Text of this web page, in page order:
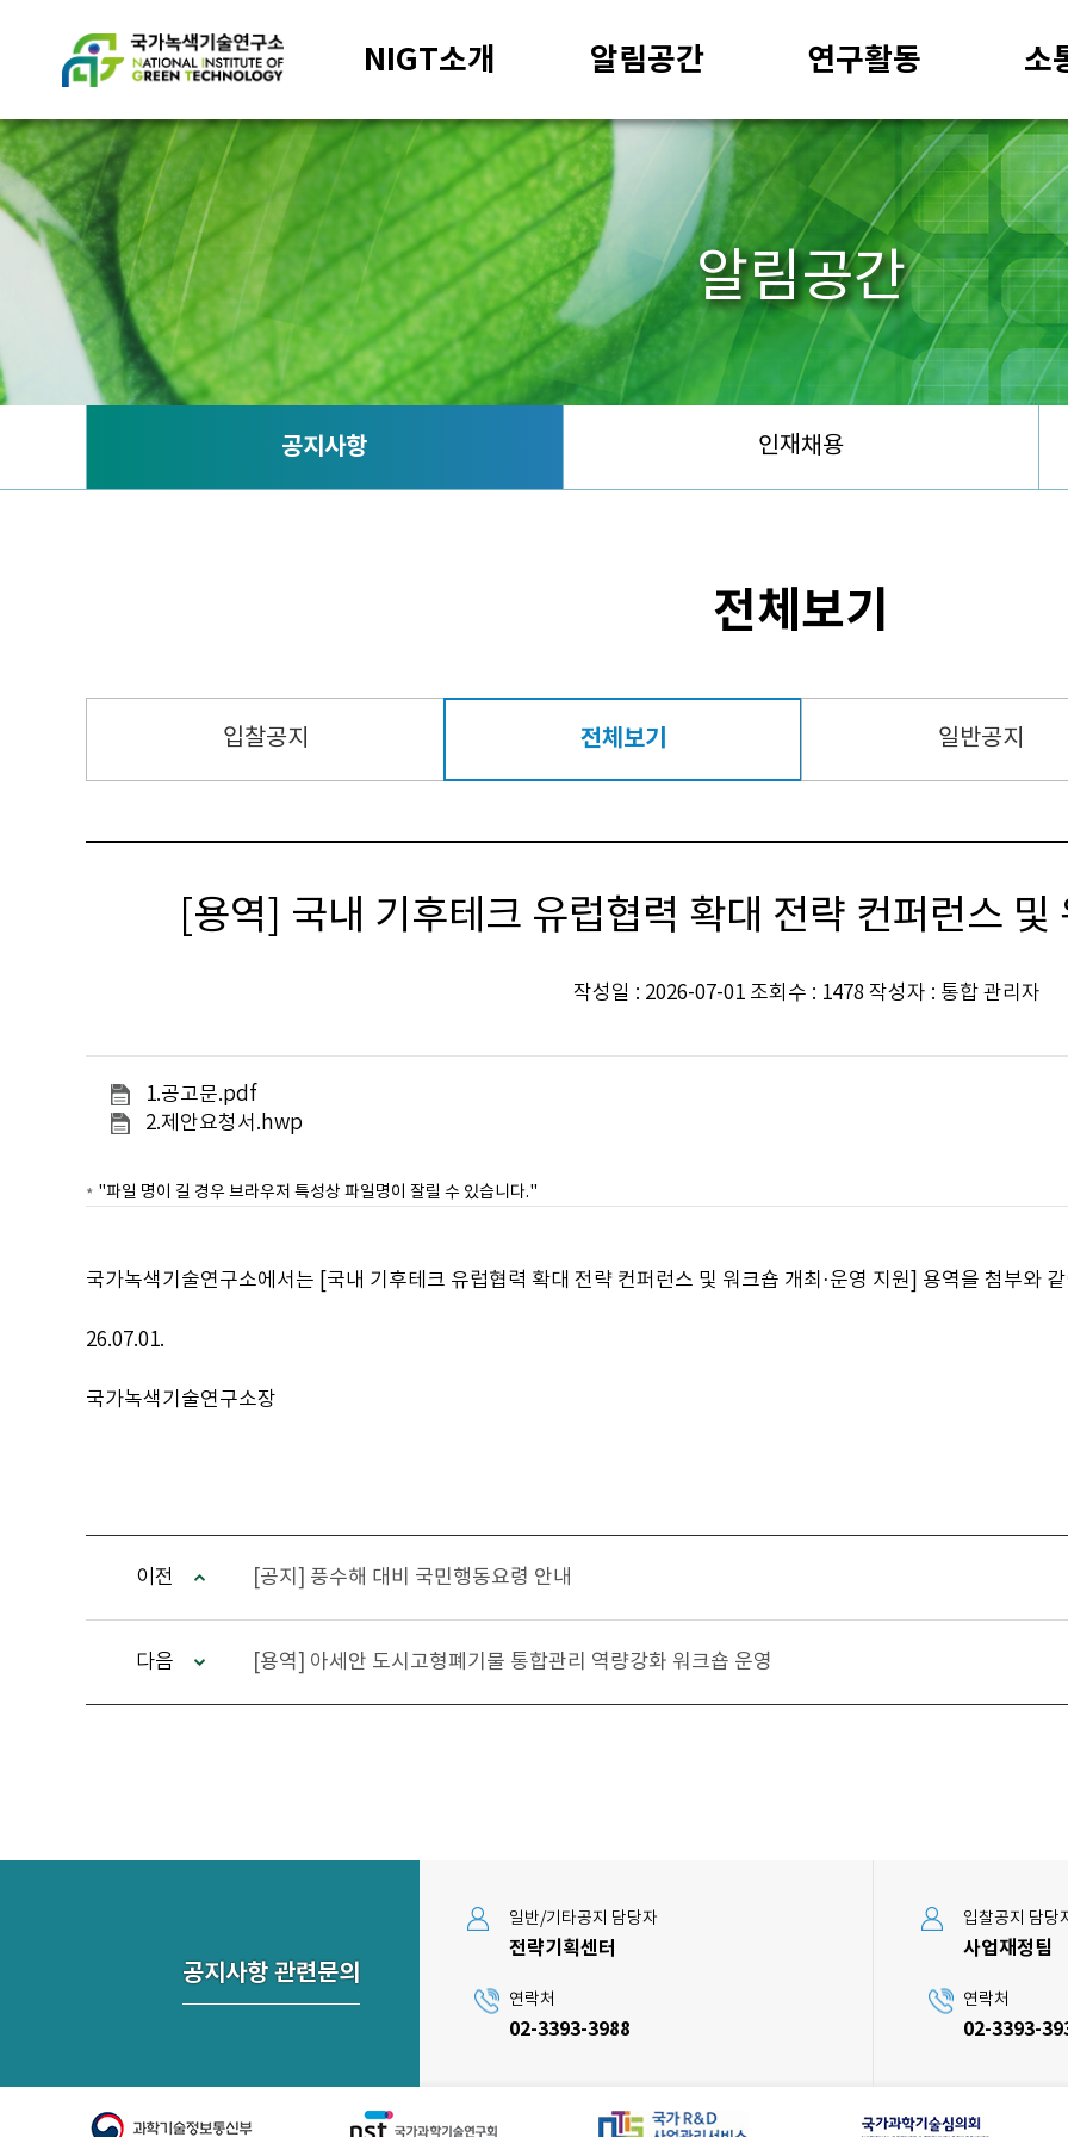
NIGT소개 알림공간 연구활동 소
알림공간
공지사항 인재채용
전체보기
입찰공지 전체보기 일반공지
[용역] 국내 기후테크 유럽협력 확대 전략 컨퍼런스 및
작성일 : 2026-07-01 조회수 : 1478 작성자 : 통합 관리자
1.공고문.pdf
2.제안요청서.hwp
"파일 명이 길 경우 브라우저 특성상 파일명이 잘릴 수 있습니다."
국가녹색기술연구소에서는 [국내 기후테크 유럽협력 확대 전략 컨퍼런스 및 워크숍 개최·운영 지원] 용역을 첨부와
26.07.01.
국가녹색기술연구소장
이전 [공지] 풍수해 대비 국민행동요령 안내
다음 [용역] 아세안 도시고형폐기물 통합관리 역량강화 워크숍 운영
공지사항 관련문의
일반/기타공지 담당자
전략기획센터
연락처
02-3393-3988
입찰공지 담당
사업재정팀
연락처
02-3393-